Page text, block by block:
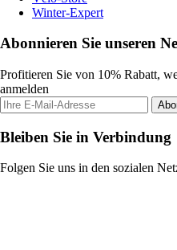
Winter-Expert
Abonnieren Sie unseren
Profitieren Sie von 10% Rabatt,
anmelden
Bleiben Sie in Verbindung
Folgen Sie uns in den sozialen